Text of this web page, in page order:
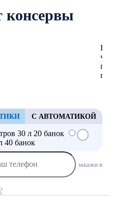
консервы
Нажмите
чтобы
С АВТОМАТИКОЙ
30 л 20 банок
40 банок
закажи в